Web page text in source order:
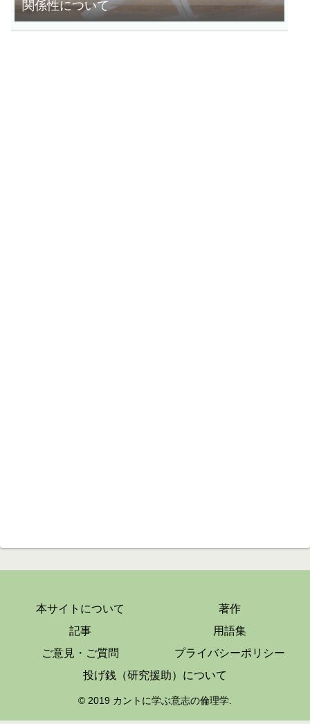
関係性について
本サイトについて
著作
記事
用語集
ご意見・ご質問
プライバシーポリシー
投げ銭（研究援助）について
© 2019 カントに学ぶ意志の倫理学.